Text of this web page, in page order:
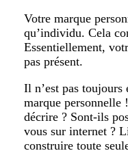
Votre marque
qu’individu. Cela
Essentiellement,
pas présent.
Il n’est pas
marque
décrire ? Sont-ils
vous sur internet ?
construire toute